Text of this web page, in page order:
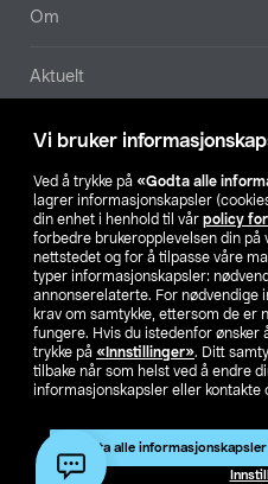
Vi bruker
Ved å trykke på «Godta alle
lagrer informasjonskapsler
din enhet i henhold til vår policy
forbedre brukeropplevelsen din på
nettstedet og for å tilpasse våre
typer informasjonskapsler:
annonserelaterte. For nødvendige
krav om samtykke, ettersom de er
fungere. Hvis du istedenfor ønsker
trykke på «Innstillinger». Ditt
tilbake når som helst ved å endre
informasjonskapsler eller kontakte
Godta alle informasjonskapsler
Legg i
Om
Aktuelt
Våre selskaper
Finn
SE
Endre til